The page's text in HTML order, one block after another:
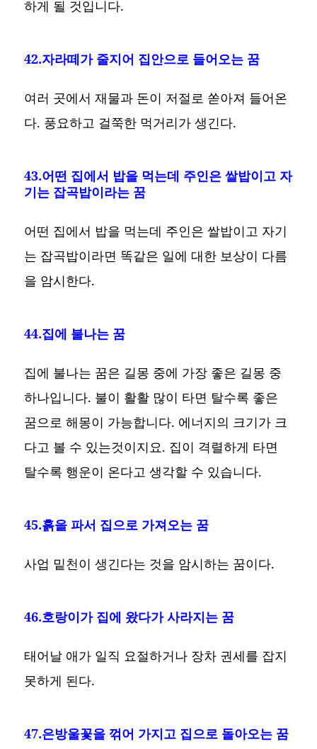
하게 될 것입니다.
42.자라떼가 줄지어 집안으로 들어오는 꿈
여러 곳에서 재물과 돈이 저절로 쏟아져 들어온
다. 풍요하고 걸쭉한 먹거리가 생긴다.
43.어떤 집에서 밥을 먹는데 주인은 쌀밥이고 자
기는 잡곡밥이라는 꿈
어떤 집에서 밥을 먹는데 주인은 쌀밥이고 자기
는 잡곡밥이라면 똑같은 일에 대한 보상이 다름
을 암시한다.
44.집에 불나는 꿈
집에 불나는 꿈은 길몽 중에 가장 좋은 길몽 중
하나입니다. 불이 활활 많이 타면 탈수록 좋은
꿈으로 해몽이 가능합니다. 에너지의 크기가 크
다고 볼 수 있는것이지요. 집이 격렬하게 타면
탈수록 행운이 온다고 생각할 수 있습니다.
45.흙을 파서 집으로 가져오는 꿈
사업 밑천이 생긴다는 것을 암시하는 꿈이다.
46.호랑이가 집에 왔다가 사라지는 꿈
태어날 애가 일직 요절하거나 장차 권세를 잡지
못하게 된다.
47.은방울꽃을 꺾어 가지고 집으로 돌아오는 꿈